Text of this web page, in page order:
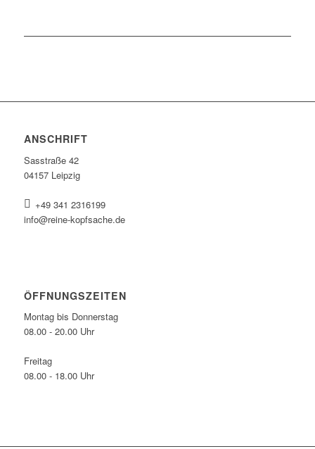
ANSCHRIFT
Sasstraße 42
04157 Leipzig
+49 341 2316199
info@reine-kopfsache.de
ÖFFNUNGSZEITEN
Montag bis Donnerstag
08.00 - 20.00 Uhr
Freitag
08.00 - 18.00 Uhr